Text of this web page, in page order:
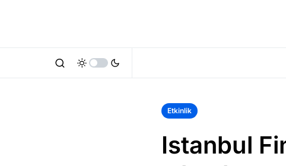
Etkinlik
Istanbul